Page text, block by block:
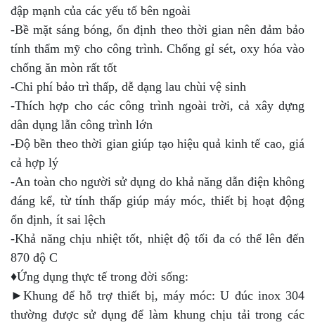
đập mạnh của các yếu tố bên ngoài
-Bề mặt sáng bóng, ổn định theo thời gian nên đảm bảo
tính thẩm mỹ cho công trình. Chống gỉ sét, oxy hóa vào
chống ăn mòn rất tốt
-Chi phí bảo trì thấp, dễ dạng lau chùi vệ sinh
-Thích hợp cho các công trình ngoài trời, cả xây dựng
dân dụng lẫn công trình lớn
-Độ bền theo thời gian giúp tạo hiệu quả kinh tế cao, giá
cả hợp lý
-An toàn cho người sử dụng do khả năng dẫn điện không
đáng kể, từ tính thấp giúp máy móc, thiết bị hoạt động
ổn định, ít sai lệch
-Khả năng chịu nhiệt tốt, nhiệt độ tối đa có thể lên đến
870 độ C
♦Ứng dụng thực tế trong đời sống:
►Khung để hỗ trợ thiết bị, máy móc: U đúc inox 304
thường được sử dụng để làm khung chịu tải trong các